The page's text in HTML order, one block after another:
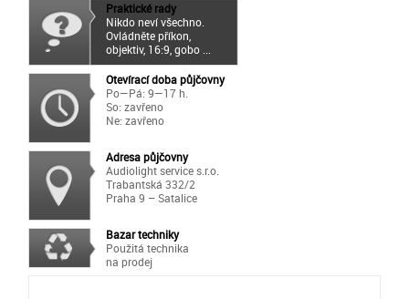
Praktické rady
Nikdo neví všechno.
Ovládněte příkon,
objektiv, 16:9, gobo ...
Otevírací doba půjčovny
Po—Pá: 9—17 h.
So: zavřeno
Ne: zavřeno
Adresa půjčovny
Audiolight service s.r.o.
Trabantská 332/2
Praha 9 – Satalice
Bazar techniky
Použitá technika
na prodej